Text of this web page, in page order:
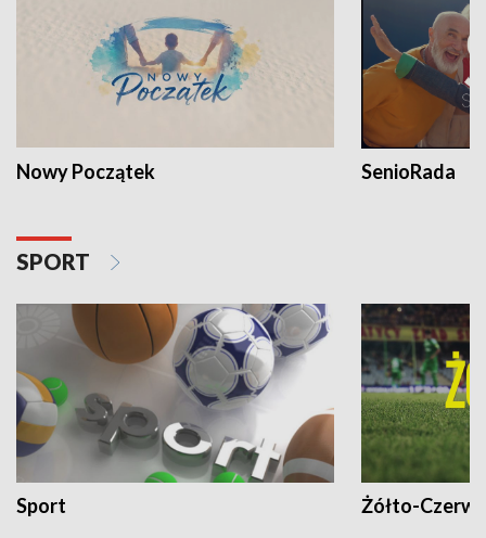
Nowy Początek SenioRada
SPORT
Sport Żółto-